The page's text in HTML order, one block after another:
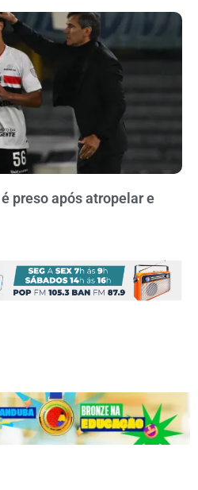
preso após atropelar e